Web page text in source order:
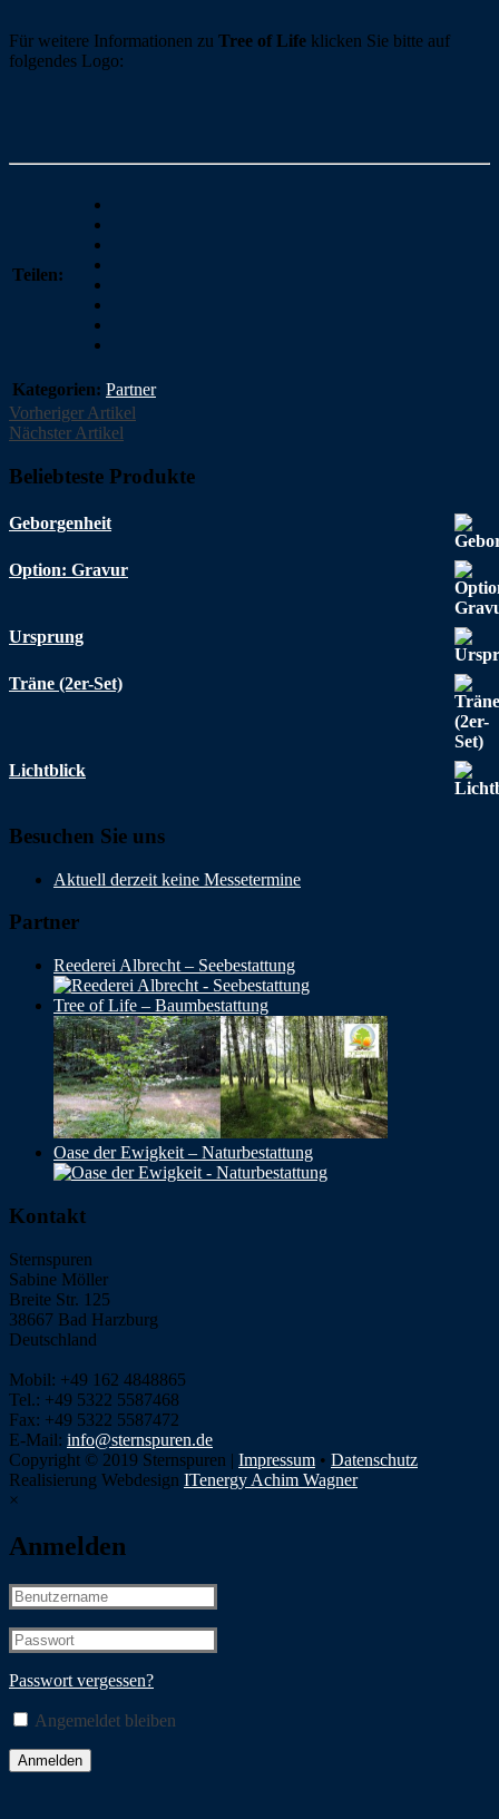
Für weitere Informationen zu Tree of Life klicken Sie bitte auf
folgendes Logo:
Teilen:
Kategorien: Partner
Vorheriger Artikel
Nächster Artikel
Beliebteste Produkte
Geborgenheit
Option: Gravur
Ursprung
Träne (2er-Set)
Lichtblick
Besuchen Sie uns
Aktuell derzeit keine Messetermine
Partner
Reederei Albrecht – Seebestattung
Tree of Life – Baumbestattung
Oase der Ewigkeit – Naturbestattung
Kontakt
Sternspuren
Sabine Möller
Breite Str. 125
38667 Bad Harzburg
Deutschland
Mobil: +49 162 4848865
Tel.: +49 5322 5587468
Fax: +49 5322 5587472
E-Mail: info@sternspuren.de
Copyright © 2019 Sternspuren | Impressum • Datenschutz
Realisierung Webdesign ITenergy Achim Wagner
×
Anmelden
Passwort vergessen?
Angemeldet bleiben
Anmelden